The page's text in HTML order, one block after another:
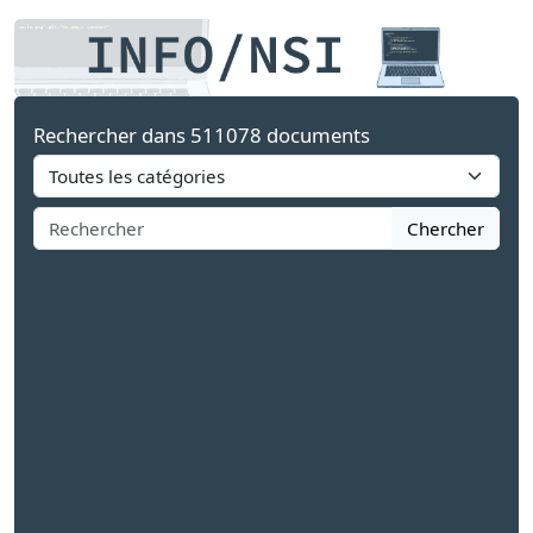
Rechercher dans 511078 documents
Chercher